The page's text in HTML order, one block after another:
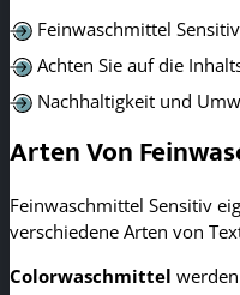
Feinwaschmittel
Achten Sie auf die
Nachhaltigkeit und
Arten Von
Feinwaschmittel Sensitiv
verschiedene Arten von
Colorwaschmittel